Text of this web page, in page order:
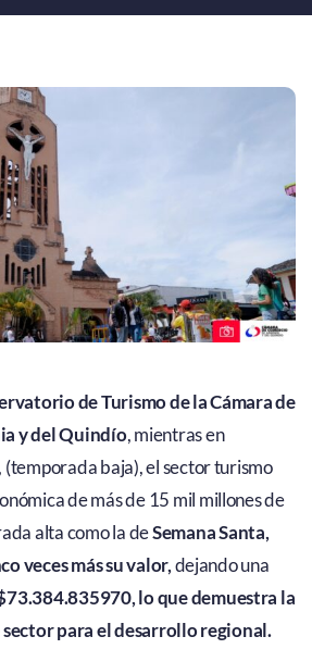
de Turismo de la Cámara de
y del Quindío, mientras en
baja), el sector turismo
de más de 15 mil millones de
alta como la deSemana Santa,
veces más su valor,dejando una
lo que demuestra la
para el desarrollo regional.